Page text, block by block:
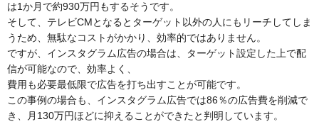
は1か月で約930万円もするそうです。
そして、テレビCMとなるとターゲット以外の人にもリーチしてしま
うため、無駄なコストがかかり、効率的ではありません。
ですが、インスタグラム広告の場合は、ターゲット設定した上で配
信が可能なので、効率よく、
費用も必要最低限で広告を打ち出すことが可能です。
この事例の場合も、インスタグラム広告では86％の広告費を削減で
き、月130万円ほどに抑えることができたと判明しています。